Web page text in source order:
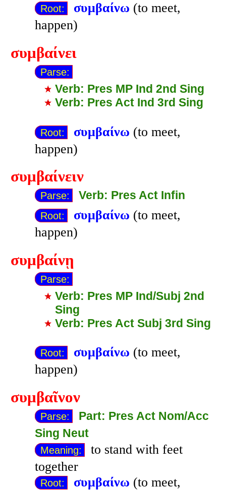
Root: συμβαίνω (to meet,
happen)
συμβαίνει
Parse:
Verb: Pres MP Ind 2nd Sing
Verb: Pres Act Ind 3rd Sing
Root: συμβαίνω (to meet,
happen)
συμβαίνειν
Parse: Verb: Pres Act Infin
Root: συμβαίνω (to meet,
happen)
συμβαίνῃ
Parse:
Verb: Pres MP Ind/Subj 2nd
Sing
Verb: Pres Act Subj 3rd Sing
Root: συμβαίνω (to meet,
happen)
συμβαῖνον
Parse:
Part: Pres Act Nom/Acc
Sing Neut
Meaning:
to stand with feet
together
Root: συμβαίνω (to meet,